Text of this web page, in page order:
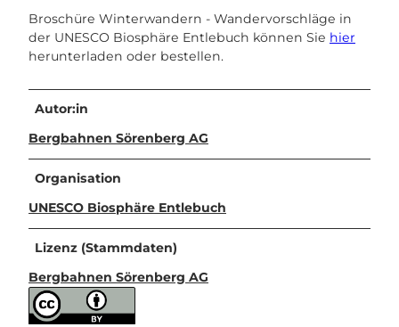
Broschüre Winterwandern - Wandervorschläge in
der UNESCO Biosphäre Entlebuch können Sie hier
herunterladen oder bestellen.
Autor:in
Bergbahnen Sörenberg AG
Organisation
UNESCO Biosphäre Entlebuch
Lizenz (Stammdaten)
Bergbahnen Sörenberg AG